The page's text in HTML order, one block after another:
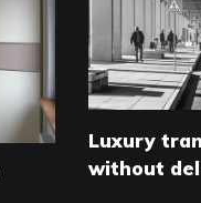
Luxury
without